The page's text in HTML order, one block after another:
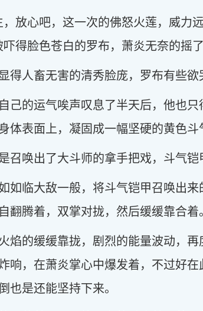
，放心吧，这一次的佛怒火莲，威力
得脸色苍白的罗布，萧炎无奈的摇
得人畜无害的清秀脸庞，罗布有些
己的运气唉声叹息了半天后，他也
体表面上，凝固成一幅坚硬的黄色斗
召唤出了大斗师的拿手把戏，斗气铠
如临大敌一般，将斗气铠甲召唤出
翻腾着，双掌对拢，然后缓缓靠合着
焰的缓缓靠拢，剧烈的能量波动，
响，在萧炎掌心中爆发着，不过好
也是还能坚持下来。